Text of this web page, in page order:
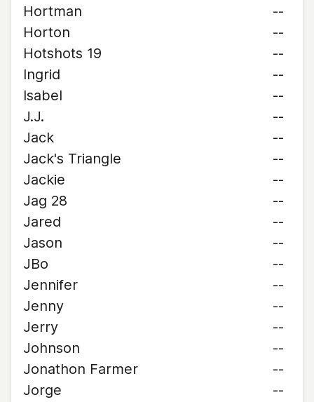
Hortman
--
Horton
--
Hotshots 19
--
Ingrid
--
Isabel
--
J.J.
--
Jack
--
Jack's Triangle
--
Jackie
--
Jag 28
--
Jared
--
Jason
--
JBo
--
Jennifer
--
Jenny
--
Jerry
--
Johnson
--
Jonathon Farmer
--
Jorge
--